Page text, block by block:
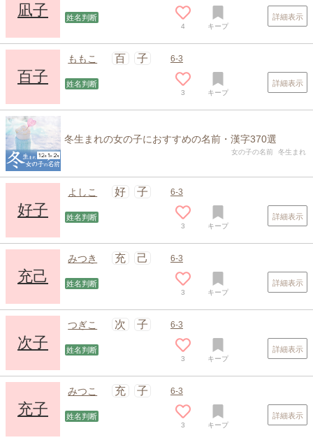
凪子 姓名判断
4 キープ
詳細表示
百子
ももこ 百 子 6-3
姓名判断
3 キープ
詳細表示
冬生まれの女の子におすすめの名前・漢字370選
女の子の名前 冬生まれ
好子
よしこ 好 子 6-3
姓名判断
3 キープ
詳細表示
充己
みつき 充 己 6-3
姓名判断
3 キープ
詳細表示
次子
つぎこ 次 子 6-3
姓名判断
3 キープ
詳細表示
充子
みつこ 充 子 6-3
姓名判断
3 キープ
詳細表示